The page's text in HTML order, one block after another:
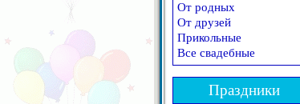
От родных
От друзей
Прикольные
Все свадебные
Праздники